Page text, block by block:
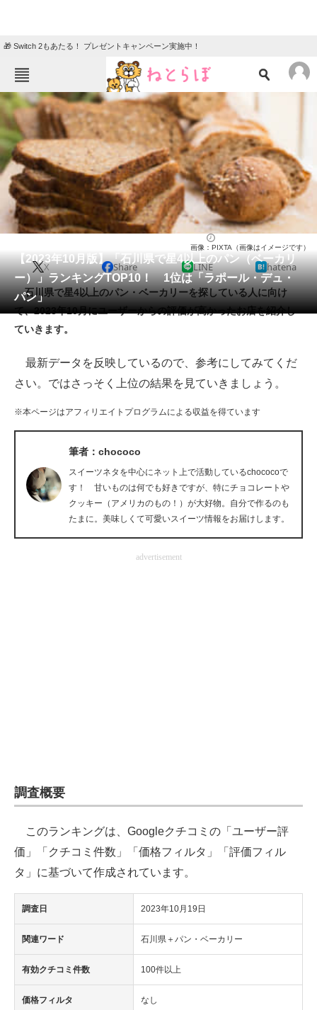
🎁 Switch 2もあたる！ プレゼントキャンペーン実施中！
ねとらぼメニュー
TOP ニュース
エンタメ クイズ
グルメ 地域
住まい 教育・育児
動物 リサーチ
会員記事
メディア
注目記事を集めた総合ページ
スマホと通信の最新トレンド
進化するPCとデバイスの未来
ビジネスと働き方のヒント
AI活用のいまが分かる
経営リーダーのコミュニティ
電子設計の基本と応用
エネルギーの専門メディア
建設×テクノロジーの最前線
ちょっと気になるネットの話題
【2023年10月版】「石川県で星4以上のパン（ベーカリ
ー）」ランキングTOP10！ 1位は「ラポール・デュ・
パン」
画像：PIXTA（画像はイメージです）
X Share LINE hatena
石川県で星4以上のパン・ベーカリーを探している人に向け
て、2023年10月にユーザーからの評価が高かったお店を紹介し
ていきます。
最新データを反映しているので、参考にしてみてくだ
さい。ではさっそく上位の結果を見ていきましょう。
※本ページはアフィリエイトプログラムによる収益を得ています
筆者：chococo
スイーツネタを中心にネット上で活動しているchococoで
す！ 甘いものは何でも好きですが、特にチョコレートや
クッキー（アメリカのもの！）が大好物。自分で作るのも
たまに。美味しくて可愛いスイーツ情報をお届けします。
advertisement
調査概要
このランキングは、Googleクチコミの「ユーザー評
価」「クチコミ件数」「価格フィルタ」「評価フィル
タ」に基づいて作成されています。
調査日 2023年10月19日
関連ワード 石川県＋パン・ベーカリー
有効クチコミ件数 100件以上
価格フィルタ なし